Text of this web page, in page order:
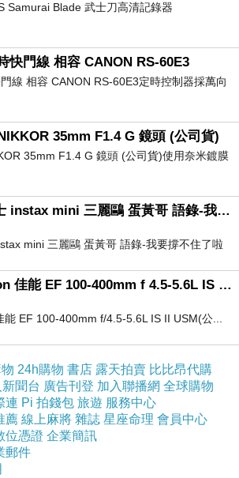
Samurai Blade 武士刀高清記錄器
快門線 相容 CANON RS-60E3
線 相容 CANON RS-60E3定時控制器採萬向
35mm F1.4 G 鏡頭 (公司貨)
35mm F1.4 G 鏡頭 (公司貨)使用奈米鍍膜
日本FUJIFILM 富士 instax mini 三麗鷗 蛋黃哥 語錄-我要撐不住了啦 底片
mini 三麗鷗 蛋黃哥 語錄-我要撐不住了啦
【客訂】日本Canon 佳能 EF 100-400mm f 4.5-5.6L IS II USM(公司貨)
能 EF 100-400mm f/4.5-5.6L IS II USM(公...
24h購物 書店 露天拍賣 比比昂代購
聞台 廣告刊登 加入聯播網 全球購物
連 Pi 拍錢包 旅遊 服務中心
薦 線上麻將 雜誌 星座命理 會員中心
位憑證 企業簡訊
郵件